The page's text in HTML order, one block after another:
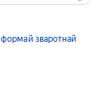
формай зваротнай